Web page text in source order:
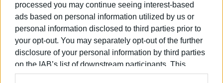
processed you may continue seeing interest-based
ads based on personal information utilized by us or
personal information disclosed to third parties prior to
your opt-out. You may separately opt-out of the further
disclosure of your personal information by third parties
on the IAB’s list of downstream participants. This
information may also be disclosed by us to third parties
Ακολουθήστε το enimerosi στοFacebook
Συνδρομητές στο e-paper